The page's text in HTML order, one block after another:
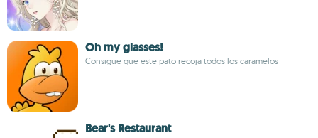
Oh my glasses!
Consigue que este pato recoja todos los caramelos
Bear's Restaurant